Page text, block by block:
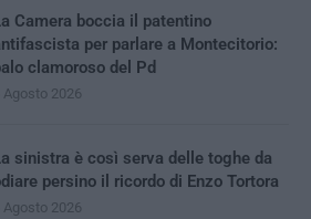
Camera boccia il patentino
per parlare a Montecitorio:
clamoroso del Pd
Agosto 2026
sinistra è così serva delle toghe da
persino il ricordo di Enzo Tortora
Agosto 2026